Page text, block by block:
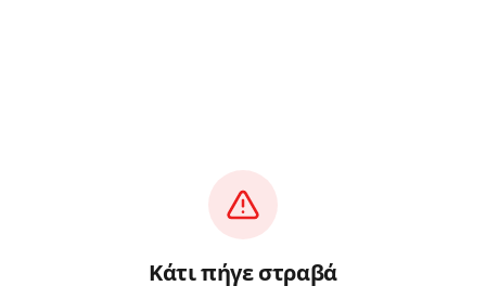
Κάτι πήγε στραβά